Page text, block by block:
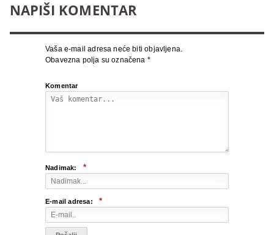
NAPIŠI KOMENTAR
Vaša e-mail adresa neće biti objavljena.
Obavezna polja su označena *
Komentar
Nadimak: *
E-mail adresa: *